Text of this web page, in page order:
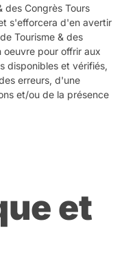
des Congrès Tours
s'efforcera d'en avertir
Tourisme & des
oeuvre pour offrir aux
disponibles et vérifiés,
erreurs, d'une
et/ou de la présence
et